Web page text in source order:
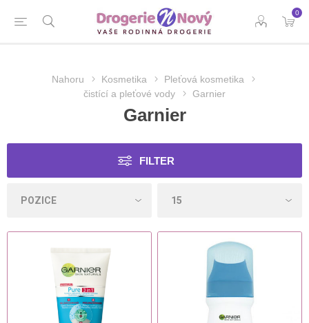
0
Nahoru Kosmetika
Pleťová kosmetika
čistící a pleťové vody
Garnier
Garnier
FILTER